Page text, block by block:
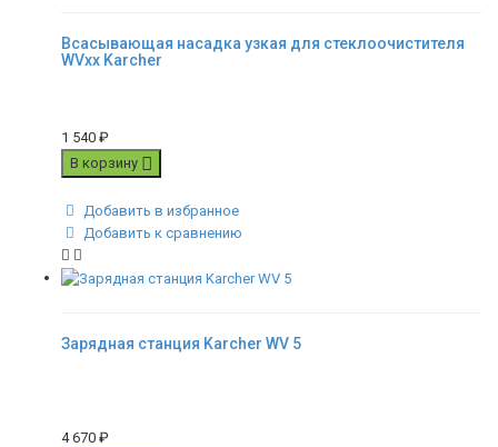
Всасывающая насадка узкая для стеклоочистителя
WVxx Karcher
1 540 ₽
В корзину
Добавить в избранное
Добавить к сравнению
Зарядная станция Karcher WV 5
4 670 ₽